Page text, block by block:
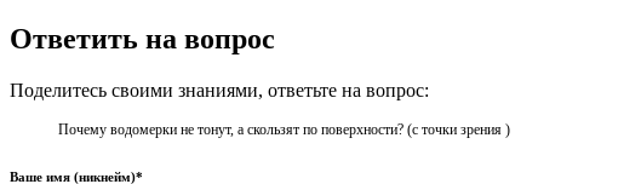
Ответить на вопрос
Поделитесь своими знаниями, ответьте на вопрос:
Почему водомерки не тонут, а скользят по поверхности? (с точки зрения )
Ваше имя (никнейм)*